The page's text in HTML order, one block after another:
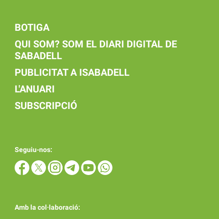
BOTIGA
QUI SOM? SOM EL DIARI DIGITAL DE
SABADELL
PUBLICITAT A ISABADELL
L'ANUARI
SUBSCRIPCIÓ
Seguiu-nos:
Amb la col·laboració: